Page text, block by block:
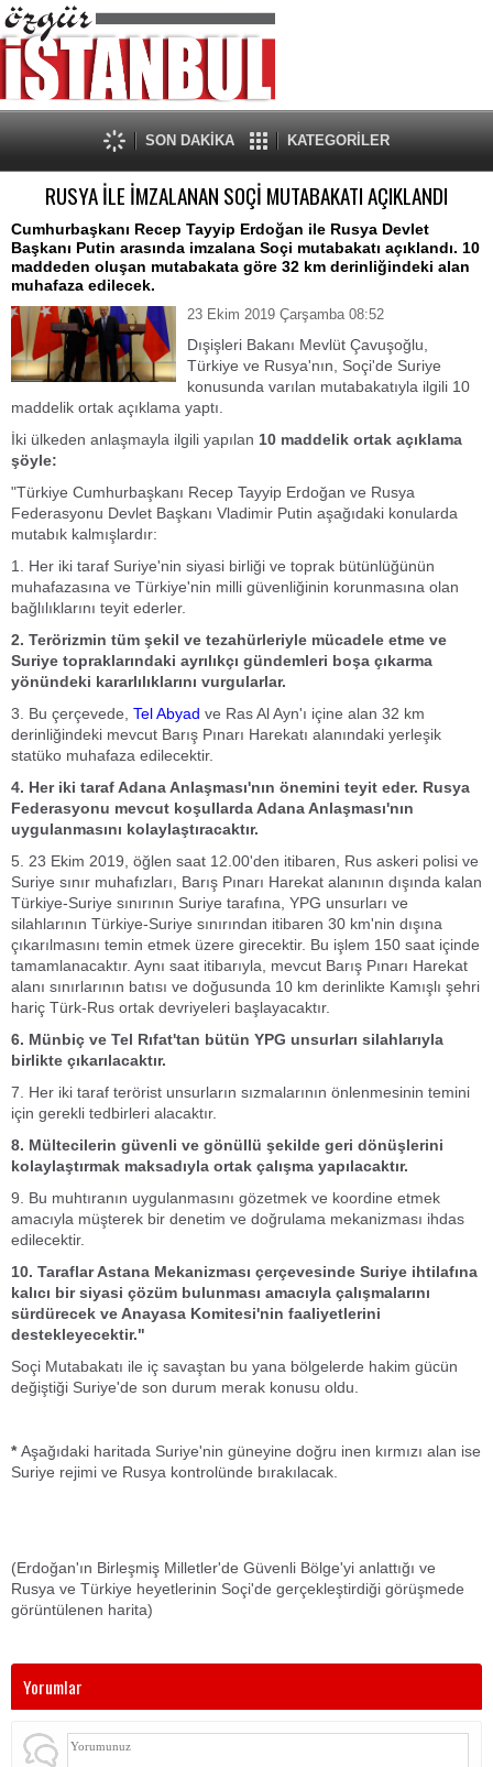
SON DAKİKA KATEGORİLER
RUSYA İLE İMZALANAN SOÇİ MUTABAKATI AÇIKLANDI
Cumhurbaşkanı Recep Tayyip Erdoğan ile Rusya Devlet
Başkanı Putin arasında imzalana Soçi mutabakatı açıklandı. 10
maddeden oluşan mutabakata göre 32 km derinliğindeki alan
muhafaza edilecek.
23 Ekim 2019 Çarşamba 08:52
Dışişleri Bakanı Mevlüt Çavuşoğlu,
Türkiye ve Rusya'nın, Soçi'de Suriye
konusunda varılan mutabakatıyla ilgili 10
maddelik ortak açıklama yaptı.
İki ülkeden anlaşmayla ilgili yapılan 10 maddelik ortak açıklama
şöyle:
"Türkiye Cumhurbaşkanı Recep Tayyip Erdoğan ve Rusya
Federasyonu Devlet Başkanı Vladimir Putin aşağıdaki konularda
mutabık kalmışlardır:
1. Her iki taraf Suriye'nin siyasi birliği ve toprak bütünlüğünün
muhafazasına ve Türkiye'nin milli güvenliğinin korunmasına olan
bağlılıklarını teyit ederler.
2. Terörizmin tüm şekil ve tezahürleriyle mücadele etme ve
Suriye topraklarındaki ayrılıkçı gündemleri boşa çıkarma
yönündeki kararlılıklarını vurgularlar.
3. Bu çerçevede, Tel Abyad ve Ras Al Ayn'ı içine alan 32 km
derinliğindeki mevcut Barış Pınarı Harekatı alanındaki yerleşik
statüko muhafaza edilecektir.
4. Her iki taraf Adana Anlaşması'nın önemini teyit eder. Rusya
Federasyonu mevcut koşullarda Adana Anlaşması'nın
uygulanmasını kolaylaştıracaktır.
5. 23 Ekim 2019, öğlen saat 12.00'den itibaren, Rus askeri polisi ve
Suriye sınır muhafızları, Barış Pınarı Harekat alanının dışında kalan
Türkiye-Suriye sınırının Suriye tarafına, YPG unsurları ve
silahlarının Türkiye-Suriye sınırından itibaren 30 km'nin dışına
çıkarılmasını temin etmek üzere girecektir. Bu işlem 150 saat içinde
tamamlanacaktır. Aynı saat itibarıyla, mevcut Barış Pınarı Harekat
alanı sınırlarının batısı ve doğusunda 10 km derinlikte Kamışlı şehri
hariç Türk-Rus ortak devriyeleri başlayacaktır.
6. Münbiç ve Tel Rıfat'tan bütün YPG unsurları silahlarıyla
birlikte çıkarılacaktır.
7. Her iki taraf terörist unsurların sızmalarının önlenmesinin temini
için gerekli tedbirleri alacaktır.
8. Mültecilerin güvenli ve gönüllü şekilde geri dönüşlerini
kolaylaştırmak maksadıyla ortak çalışma yapılacaktır.
9. Bu muhtıranın uygulanmasını gözetmek ve koordine etmek
amacıyla müşterek bir denetim ve doğrulama mekanizması ihdas
edilecektir.
10. Taraflar Astana Mekanizması çerçevesinde Suriye ihtilafına
kalıcı bir siyasi çözüm bulunması amacıyla çalışmalarını
sürdürecek ve Anayasa Komitesi'nin faaliyetlerini
destekleyecektir."
Soçi Mutabakatı ile iç savaştan bu yana bölgelerde hakim gücün
değiştiği Suriye'de son durum merak konusu oldu.
*Aşağıdaki haritada Suriye'nin güneyine doğru inen kırmızı alan ise
Suriye rejimi ve Rusya kontrolünde bırakılacak.
(Erdoğan'ın Birleşmiş Milletler'de Güvenli Bölge'yi anlattığı ve
Rusya ve Türkiye heyetlerinin Soçi'de gerçekleştirdiği görüşmede
görüntülenen harita)
Yorumlar